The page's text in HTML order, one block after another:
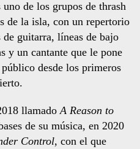
de los grupos de thrash
de la isla, con un repertorio
guitarra, líneas de bajo
y un cantante que le pone
desde los primeros
llamado A Reason to
de su música, en 2020
Control, con el que